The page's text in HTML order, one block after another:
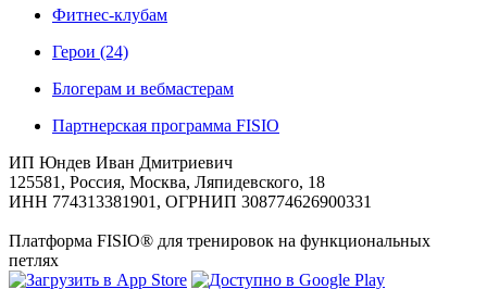
Фитнес-клубам
Герои (24)
Блогерам и вебмастерам
Партнерская программа FISIO
ИП Юндев Иван Дмитриевич
125581, Россия, Москва, Ляпидевского, 18
ИНН 774313381901, ОГРНИП 308774626900331
Платформа FISIO® для тренировок на функциональных
петлях